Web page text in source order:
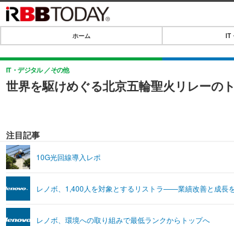
IT・デジタル
IT・デジタルTOP
SPEED TEST
音楽
ライフ
ペット
その他
リリース一覧
プッシュ通知の停止方法
ホーム IT
世界を駆けめぐる北京五輪聖火リレーの
IT・デジタル その他
注目記事
10G光回線導入レポ
レノボ、1,400人を対象とするリストラ——業績改善と成長
レノボ、環境への取り組みで最低ランクからトップへ